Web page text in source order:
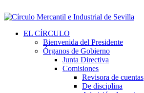
EL CÍRCULO
Bienvenida del Presidente
Órganos de Gobierno
Junta Directiva
Comisiones
Revisora de cuentas
De disciplina